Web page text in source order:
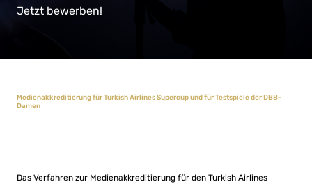
Jetzt bewerben!
Medienakkreditierung für Turkish Airlines Supercup und für Testspiele der DBB-
Damen
Das Verfahren zur Medienakkreditierung für den Turkish Airlines